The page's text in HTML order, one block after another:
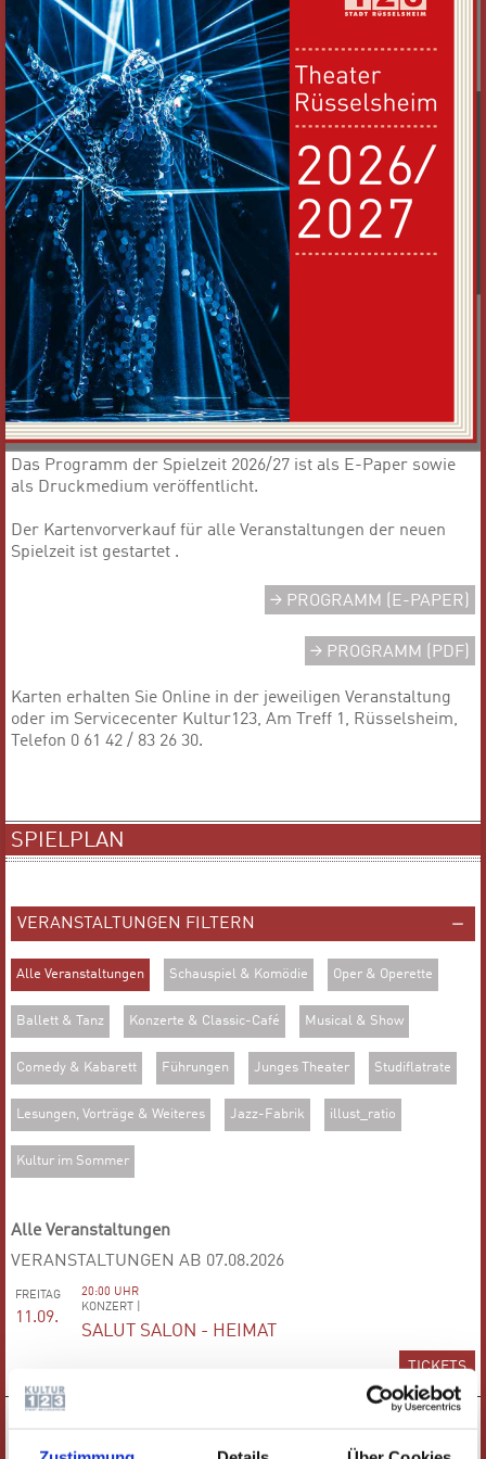
Das Programm der Spielzeit 2026/27 ist als E-Paper sowie
als Druckmedium veröffentlicht.
Der Kartenvorverkauf für alle Veranstaltungen der neuen
Spielzeit ist gestartet .
PROGRAMM (E-PAPER)
PROGRAMM (PDF)
Karten erhalten Sie Online in der jeweiligen Veranstaltung
oder im Servicecenter Kultur123, Am Treff 1, Rüsselsheim,
Telefon 0 61 42 / 83 26 30.
SPIELPLAN
VERANSTALTUNGEN FILTERN
Alle Veranstaltungen Schauspiel & Komödie Oper & Operette
Ballett & Tanz Konzerte & Classic-Café Musical & Show
Comedy & Kabarett Führungen Junges Theater Studiflatrate
Lesungen, Vorträge & Weiteres Jazz-Fabrik illust_ratio
Kultur im Sommer
Alle Veranstaltungen
VERANSTALTUNGEN AB 07.08.2026
FREITAG
11.09.
20:00 UHR
KONZERT |
SALUT SALON - HEIMAT
TICKETS
MUSICAL |